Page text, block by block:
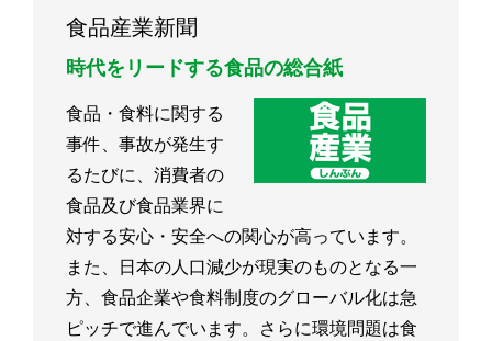
食品産業新聞
時代をリードする食品の総合紙
食品・食料に関する
事件、事故が発生す
るたびに、消費者の
食品及び食品業界に
対する安心・安全への関心が高っています。
また、日本の人口減少が現実のものとなる一
方、食品企業や食料制度のグローバル化は急
ピッチで進んでいます。さらに環境問題は食